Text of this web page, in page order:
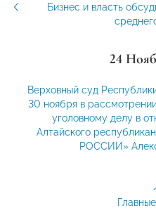
Бизнес и власть
24
Верховный суд
30 ноября в
уголовному делу в
Алтайского
РОССИИ»